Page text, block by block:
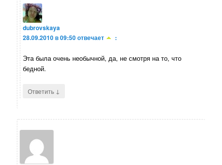
dubrovskaya
28.09.2010 в 09:50отвечает :
Эта была очень необычной, да, не смотря на то, что
бедной.
Ответить ↓